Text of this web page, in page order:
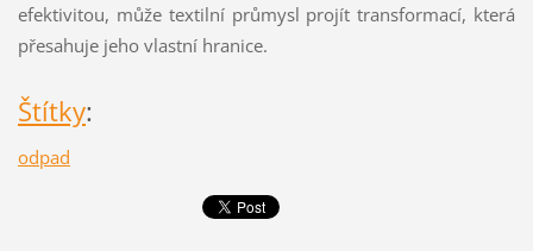
efektivitou, může textilní průmysl projít transformací, která
přesahuje jeho vlastní hranice.
Štítky:
odpad